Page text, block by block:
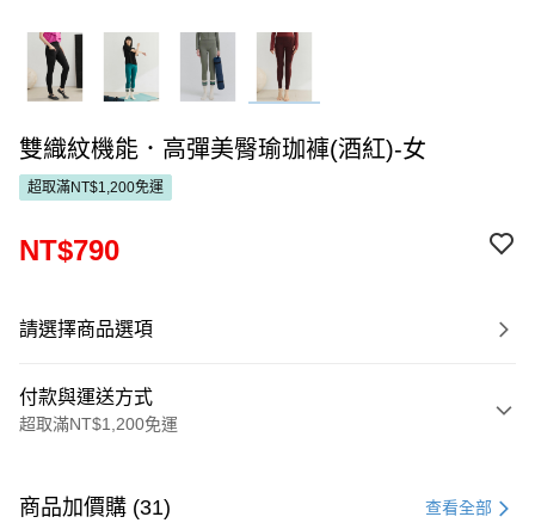
雙織紋機能．高彈美臀瑜珈褲(酒紅)-女
超取滿NT$1,200免運
NT$790
請選擇商品選項
付款與運送方式
超取滿NT$1,200免運
信用卡一次付款
商品加價購 (31) 查看全部